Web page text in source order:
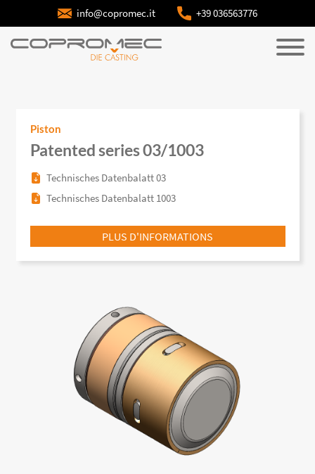
info@copromec.it +39 036563776
Piston
Patented series 03/1003
Technisches Datenbalatt 03
Technisches Datenbalatt 1003
PLUS D'INFORMATIONS